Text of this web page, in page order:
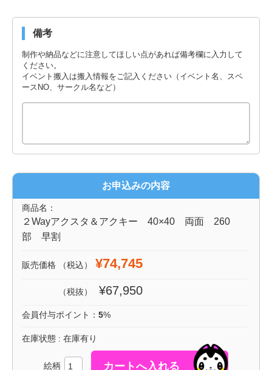
備考
制作や納品などに注意してほしい点があれば備考欄に入力して
ください。
イベント搬入は搬入情報をご記入ください（イベント名、スペ
ースNO、サークル名など）
お申込みの内容
商品名：
２Wayアクスタ＆アクキー 40×40 両面 260
部 早割
販売価格 （税込） ¥74,745
（税抜） ¥67,950
会員付与ポイント： 5%
在庫状態 : 在庫有り
絵柄